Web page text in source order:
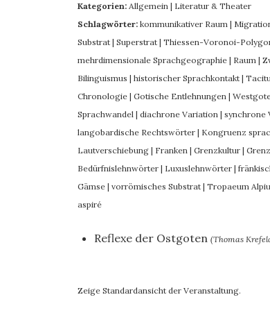
Kategorien: Allgemein | Literatur & Theater
Schlagwörter: kommunikativer Raum |
Substrat | Superstrat | Thiessen-Voronoi-
mehrdimensionale Sprachgeographie | Raum |
Bilinguismus | historischer Sprachkontakt |
Chronologie | Gotische Entlehnungen |
Sprachwandel | diachrone Variation | synchrone
langobardische Rechtswörter | Kongruenz
Lautverschiebung | Franken | Grenzkultur |
Bedürfnislehnwörter | Luxuslehnwörter |
Gämse | vorrömisches Substrat | Tropaeum
aspiré
Reflexe der Ostgoten (Thomas
Zeige Standardansicht der Veranstaltung.